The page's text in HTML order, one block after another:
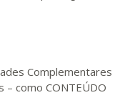
Complementares
como CONTEÚDO